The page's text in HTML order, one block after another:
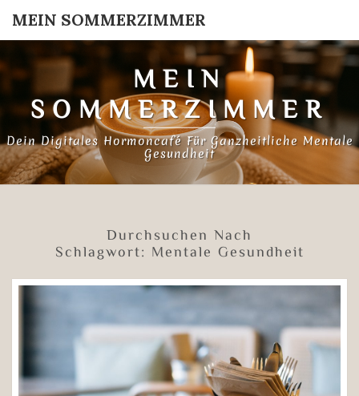
MEIN SOMMERZIMMER
MEIN
SOMMERZIMMER
Dein Digitales Hormoncafé Für Ganzheitliche Mentale
Gesundheit
Durchsuchen Nach
Schlagwort: Mentale Gesundheit